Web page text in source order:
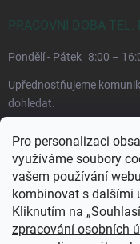
Pro personalizaci
využíváme soubory
vašem používání
kombinovat s dalšími
Kliknutím na
zpracování osobních
PRACOVNÍ DOBA TEL.
Pondělí - Pátek 8:00 –
Upřednostňujeme
dohledat.